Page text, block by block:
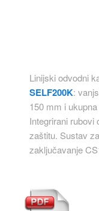
Linijski odvodni
SELF200K:
150 mm i
Integrirani rubovi
zaštitu. Sustav
zaključavanje